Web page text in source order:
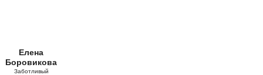
Елена
Боровикова
Заботливый